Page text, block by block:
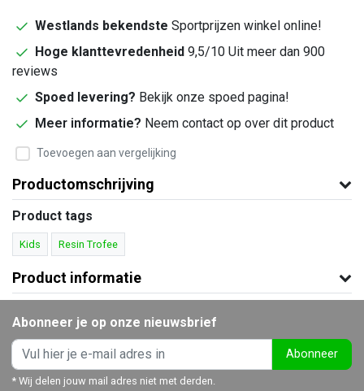
Westlands bekendste Sportprijzen winkel online!
Hoge klanttevredenheid 9,5/10 Uit meer dan 900
reviews
Spoed levering? Bekijk onze spoed pagina!
Meer informatie? Neem contact op over dit product
Toevoegen aan vergelijking
Productomschrijving
Product tags
Kids Resin Trofee
Product informatie
Abonneer je op onze nieuwsbrief
Abonneer
* Wij delen jouw mail adres niet met derden.